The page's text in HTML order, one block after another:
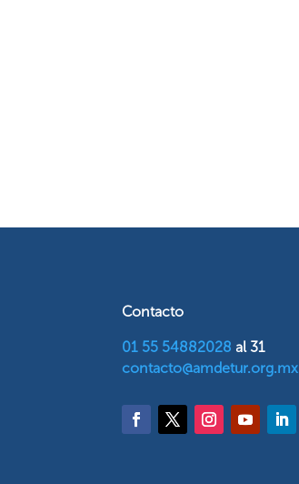
Contacto
01 55 54882028 al 31
contacto@amdetur.org.mx